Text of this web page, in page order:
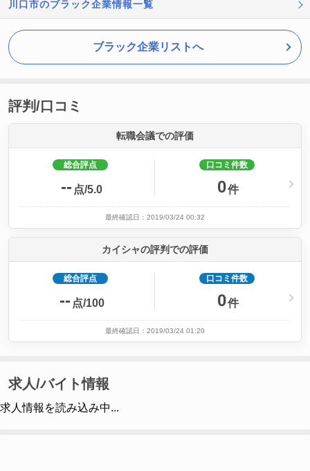
川口市のブラック企業情報一覧
ブラック企業リストへ
評判/口コミ
転職会議での評価
総合評点
-- 点/5.0
口コミ件数
0件
最終確認日：2019/03/24 00:32
カイシャの評判での評価
総合評点
-- 点/100
口コミ件数
0件
最終確認日：2019/03/24 01:20
求人/バイト情報
求人情報を読み込み中...